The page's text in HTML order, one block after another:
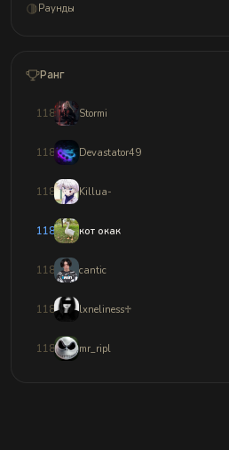
Раунды
Ранг
11839 Stormi
11840 Devastator49
11841 Killua-
11842 кот окак
11843 cantic
11844 lxneliness♱
11845 mr_ripl